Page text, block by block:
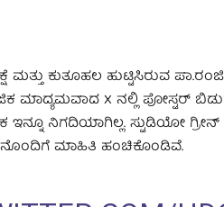
ಮತ್ತು ಕುತೂಹಲ ಹುಟ್ಟಿಸಿರುವ
ಮಾದ್ಯಮವಾದ X ನಲ್ಲಿ ಪೋಸ್ಟರ್
ನಿಗದಿಯಾಗಿಲ್ಲ. ಸ್ಟುಡಿಯೋ
ಮಾಹಿತಿ ಹಂಚಿಕೊಂಡಿವೆ.